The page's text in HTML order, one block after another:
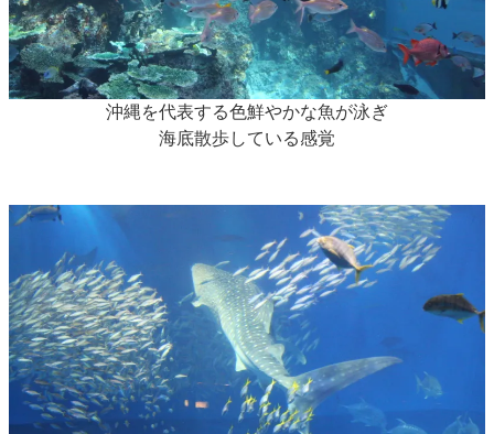
沖縄を代表する色鮮やかな魚が泳ぎ
海底散歩している感覚